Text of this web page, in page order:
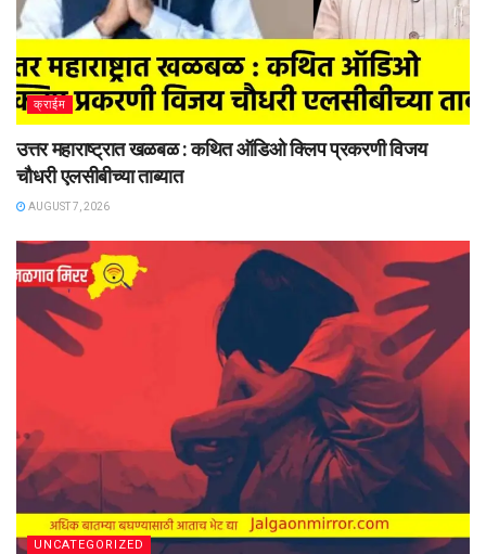
क्राईम
उत्तर महाराष्ट्रात खळबळ : कथित ऑडिओ क्लिप प्रकरणी विजय
चौधरी एलसीबीच्या ताब्यात
AUGUST 7, 2026
UNCATEGORIZED